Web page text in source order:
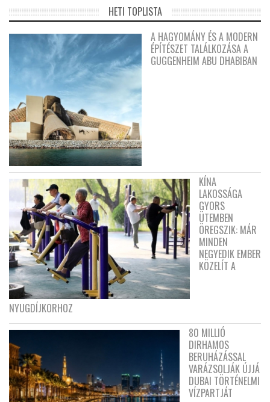
HETI TOPLISTA
A HAGYOMÁNY ÉS A MODERN
ÉPÍTÉSZET TALÁLKOZÁSA A
GUGGENHEIM ABU DHABIBAN
KÍNA
LAKOSSÁGA
GYORS
ÜTEMBEN
ÖREGSZIK: MÁR
MINDEN
NEGYEDIK EMBER
KÖZELÍT A
NYUGDÍJKORHOZ
80 MILLIÓ
DIRHAMOS
BERUHÁZÁSSAL
VARÁZSOLJÁK ÚJJÁ
DUBAI TÖRTÉNELMI
VÍZPARTJÁT